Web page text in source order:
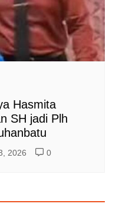
Hasmita
SH jadi Plh
2026 0